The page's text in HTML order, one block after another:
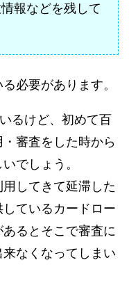
報などを残して
必要があります。
るけど、初めて百
審査をした時から
でしょう。
してきて延滞した
ているカードロー
るとそこで審査に
なくなってしまい